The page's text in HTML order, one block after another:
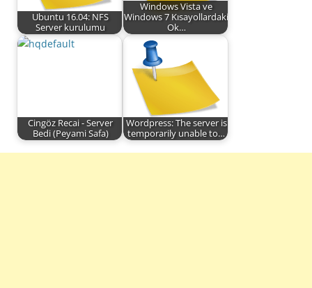
Ubuntu 16.04: NFS
Server kurulumu
Windows Vista ve
Windows 7 Kısayollardaki
Ok…
Cingöz Recai - Server
Bedi (Peyami Safa)
Wordpress: The server is
temporarily unable to…